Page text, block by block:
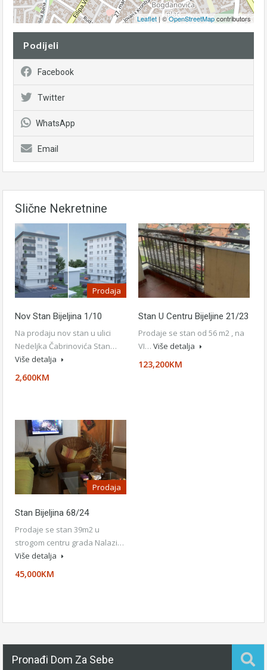
Leaflet | ©OpenStreetMapcontributors
Podijeli
Facebook
Twitter
WhatsApp
Email
Slične Nekretnine
Prodaja
Nov Stan Bijeljina 1/10
Na prodaju nov stan u ulici
Nedeljka Čabrinovića Stan…
Više detalja
2,600KM
Stan U Centru Bijeljine 21/23
Prodaje se stan od 56 m2 , na
VI… Više detalja
123,200KM
Prodaja
Stan Bijeljina 68/24
Prodaje se stan 39m2 u
strogom centru grada Nalazi…
Više detalja
45,000KM
Pronađi Dom Za Sebe